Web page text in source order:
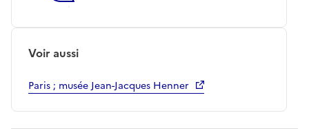
Voir aussi
Paris ; musée Jean-Jacques Henner